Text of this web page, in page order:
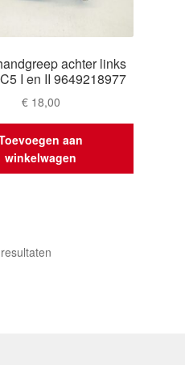
achter links
I en II 9649218977
€18,00
aan
winkelwagen
Gesorteerd